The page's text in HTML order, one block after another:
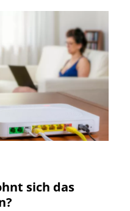
sich das